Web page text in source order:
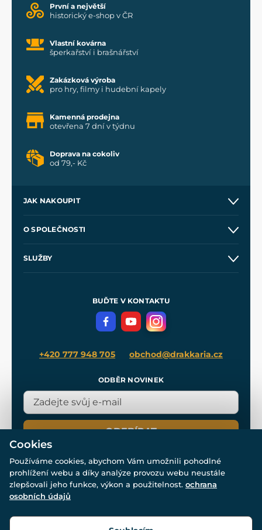
První a největší
historický e-shop v ČR
Vlastní kovárna
šperkařství i brašnářství
Zakázková výroba
pro hry, filmy i hudební kapely
Kamenná prodejna
otevřena 7 dní v týdnu
Doprava na cokoliv
od 79,- Kč
JAK NAKOUPIT
Velkoobchod
O SPOLEČNOSTI
SLUŽBY
Meče pro Kingdom Come
BUĎTE V KONTAKTU
+420 777 948 705 obchod@drakkaria.cz
ODBĚR NOVINEK
ODEBÍRAT
© Všechna práva vyhrazena. www.drakkaria.cz 2007-2026.
Cookies
Používáme cookies, abychom Vám umožnili pohodlné
prohlížení webu a díky analýze provozu webu neustále
zlepšovali jeho funkce, výkon a použitelnost. ochrana
osobních údajů